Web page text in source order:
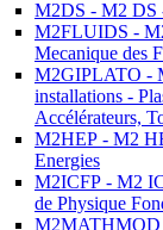
M2DS - M2 DS
M2FLUIDS -
Mecanique des
M2GIPLATO -
installations -
Accélérateurs,
M2HEP - M2
Energies
M2ICFP - M2
de Physique
M2MATHMOD